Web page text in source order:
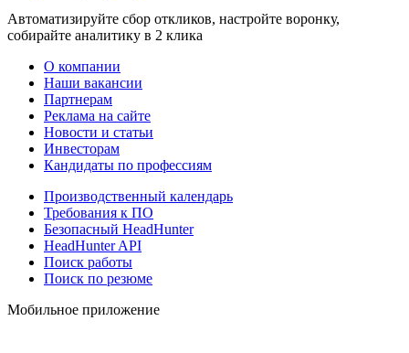
Автоматизируйте сбор откликов, настройте воронку,
собирайте аналитику в 2 клика
О компании
Наши вакансии
Партнерам
Реклама на сайте
Новости и статьи
Инвесторам
Кандидаты по профессиям
Производственный календарь
Требования к ПО
Безопасный HeadHunter
HeadHunter API
Поиск работы
Поиск по резюме
Мобильное приложение